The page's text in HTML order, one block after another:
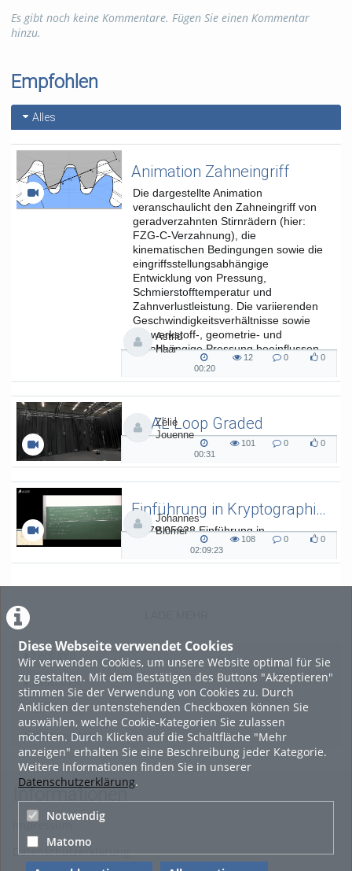
Diese Webseite verwendet Cookies
Wir verwenden Cookies, um unsere Website optimal für Sie
zu gestalten. Mit dem Bestätigen des Buttons "Akzeptieren"
stimmen Sie der Verwendung von Cookies zu. Durch
Anklicken der untenstehenden Checkboxen können Sie
auswählen, welche Cookie-Kategorien Sie zulassen
möchten. Durch Klicken auf die Schaltfläche "Mehr
anzeigen" erhalten Sie eine Beschreibung jeder Kategorie.
Weitere Informationen finden Sie in unserer
Datenschutzerklärung.
Notwendig
Matomo
Es gibt noch keine Kommentare. Fügen Sie einen Kommentar
hinzu.
Empfohlen
Alles
Animation Zahneingriff
Die dargestellte Animation
veranschaulicht den Zahneingriff von
geradverzahnten Stirnrädern (hier:
FZG-C-Verzahnung), die
kinematischen Bedingungen sowie die
eingriffsstellungsabhängige
Entwicklung von Pressung,
Schmierstofftemperatur und
Zahnverlustleistung. Die variierenden
Geschwindigkeitsverhältnisse sowie
die werkstoff-, geometrie- und
lastabhängige Pressung beeinflussen
Astrid
Haar
00:20
00:20
12
views
0
Kommentare
0
likes
SAAL Loop Graded
SAAL Musikinformatik
Zélie
Jouenne
00:31
00:31
101
views
0
Kommentare
0
likes
Einführung in Kryptographie (in English) 15
L.079.05638 Einführung in
Kryptographie (in English) - SoSe 26
Johannes
Blömer
02:09:23
02:09:23
108
views
0
Kommentare
0
likes
Beliebtheit
Bewertung
Kommentare
Informationen
Impressum
Datenschutzerklärung